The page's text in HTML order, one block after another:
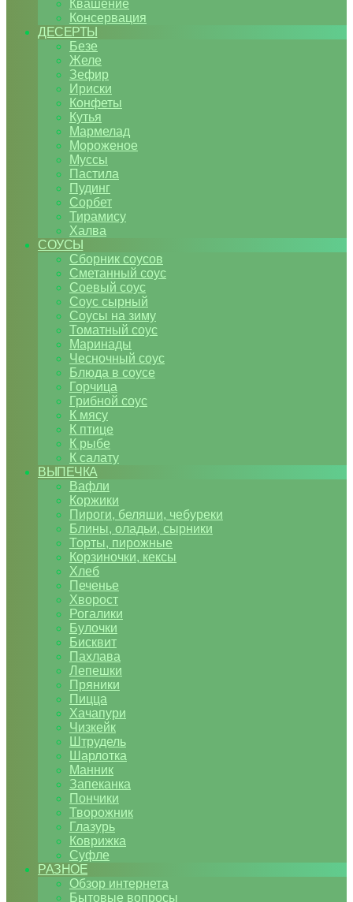
Квашение
Консервация
ДЕСЕРТЫ
Безе
Желе
Зефир
Ириски
Конфеты
Кутья
Мармелад
Мороженое
Муссы
Пастила
Пудинг
Сорбет
Тирамису
Халва
СОУСЫ
Сборник соусов
Сметанный соус
Соевый соус
Соус сырный
Соусы на зиму
Томатный соус
Маринады
Чесночный соус
Блюда в соусе
Горчица
Грибной соус
К мясу
К птице
К рыбе
К салату
ВЫПЕЧКА
Вафли
Коржики
Пироги, беляши, чебуреки
Блины, оладьи, сырники
Торты, пирожные
Корзиночки, кексы
Хлеб
Печенье
Хворост
Рогалики
Булочки
Бисквит
Пахлава
Лепешки
Пряники
Пицца
Хачапури
Чизкейк
Штрудель
Шарлотка
Манник
Запеканка
Пончики
Творожник
Глазурь
Коврижка
Суфле
РАЗНОЕ
Обзор интернета
Бытовые вопросы